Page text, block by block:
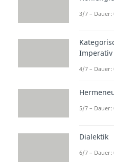
Die
Ziele sind
du sein
3/7 – Dauer:
Imperativ
4/7 – Dauer:
5/7 – Dauer:
Dialektik
6/7 – Dauer: